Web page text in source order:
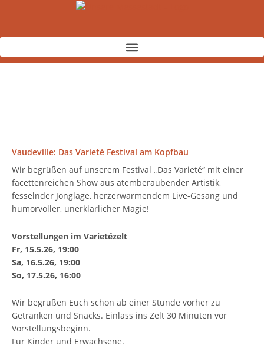
Vaudeville: Das Varieté Festival am Kopfbau
Wir begrüßen auf unserem Festival „Das Varieté“ mit einer
facettenreichen Show aus atemberaubender Artistik,
fesselnder Jonglage, herzerwärmendem Live-Gesang und
humorvoller, unerklärlicher Magie!
Vorstellungen im Varietézelt
Fr, 15.5.26, 19:00
Sa, 16.5.26, 19:00
So, 17.5.26, 16:00
Wir begrüßen Euch schon ab einer Stunde vorher zu
Getränken und Snacks. Einlass ins Zelt 30 Minuten vor
Vorstellungsbeginn.
Für Kinder und Erwachsene.